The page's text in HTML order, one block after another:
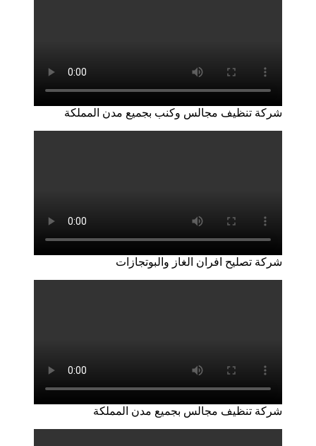
شركة تنظيف مجالس وكنب بجميع مدن المملكة
شركة تصليح افران الغاز والبوتجازات
شركة تنظيف مجالس بجميع مدن المملكة